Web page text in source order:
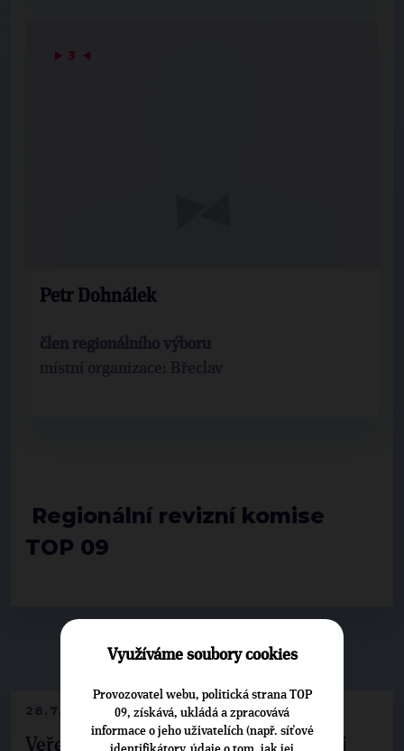
▶NEPŘEHLÉDNĚTE◀
28.7.2026
Veřejné finance, euro i školství. Matěj
▶ 3 ◀
Petr Dohnálek
člen regionálního výboru
místní organizace: Břeclav
Regionální revizní komise
TOP 09
Využíváme soubory cookies
Provozovatel webu, politická strana TOP
09, získává, ukládá a zpracovává
informace o jeho uživatelích (např. síťové